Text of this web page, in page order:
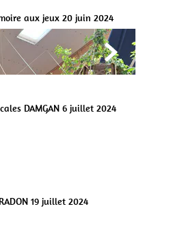
aux jeux 20 juin 2024

DAMGAN 6 juillet 2024
19 juillet 2024